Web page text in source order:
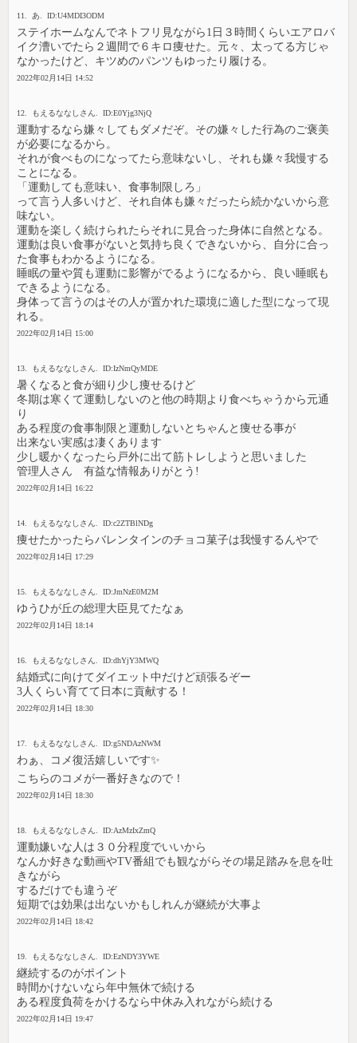
11. あ. ID:U4MDI3ODM
ステイホームなんでネトフリ見ながら1日３時間くらいエアロバ
イク漕いでたら２週間で６キロ痩せた。元々、太ってる方じゃ
なかったけど、キツめのパンツもゆったり履ける。
2022年02月14日 14:52
12. もえるななしさん. ID:E0Yjg3NjQ
運動するなら嫌々してもダメだぞ。その嫌々した行為のご褒美
が必要になるから。
それが食べものになってたら意味ないし、それも嫌々我慢する
ことになる。
「運動しても意味い、食事制限しろ」
って言う人多いけど、それ自体も嫌々だったら続かないから意
味ない。
運動を楽しく続けられたらそれに見合った身体に自然となる。
運動は良い食事がないと気持ち良くできないから、自分に合っ
た食事もわかるようになる。
睡眠の量や質も運動に影響がでるようになるから、良い睡眠も
できるようになる。
身体って言うのはその人が置かれた環境に適した型になって現
れる。
2022年02月14日 15:00
13. もえるななしさん. ID:IzNmQyMDE
暑くなると食が細り少し痩せるけど
冬期は寒くて運動しないのと他の時期より食べちゃうから元通
り
ある程度の食事制限と運動しないとちゃんと痩せる事が
出来ない実感は凄くあります
少し暖かくなったら戸外に出て筋トレしようと思いました
管理人さん 有益な情報ありがとう!
2022年02月14日 16:22
14. もえるななしさん. ID:c2ZTBlNDg
痩せたかったらバレンタインのチョコ菓子は我慢するんやで
2022年02月14日 17:29
15. もえるななしさん. ID:JmNzE0M2M
ゆうひが丘の総理大臣見てたなぁ
2022年02月14日 18:14
16. もえるななしさん. ID:dhYjY3MWQ
結婚式に向けてダイエット中だけど頑張るぞー
3人くらい育てて日本に貢献する！
2022年02月14日 18:30
17. もえるななしさん. ID:g5NDAzNWM
わぁ、コメ復活嬉しいです✨
こちらのコメが一番好きなので！
2022年02月14日 18:30
18. もえるななしさん. ID:AzMzIxZmQ
運動嫌いな人は３０分程度でいいから
なんか好きな動画やTV番組でも観ながらその場足踏みを息を吐
きながら
するだけでも違うぞ
短期では効果は出ないかもしれんが継続が大事よ
2022年02月14日 18:42
19. もえるななしさん. ID:EzNDY3YWE
継続するのがポイント
時間かけないなら年中無休で続ける
ある程度負荷をかけるなら中休み入れながら続ける
2022年02月14日 19:47